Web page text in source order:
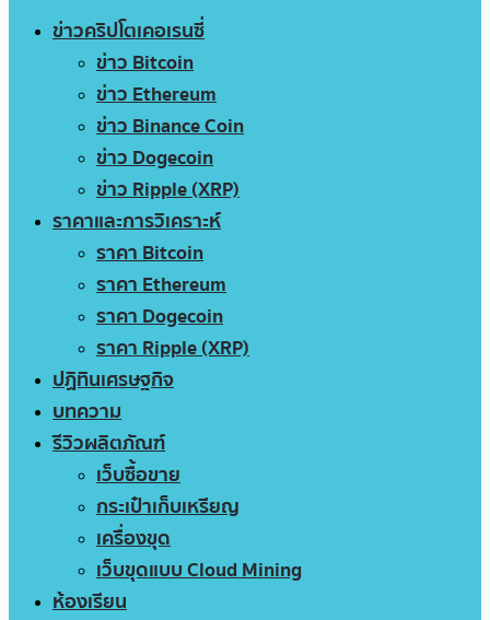
ข่าวคริปโตเคอเรนซี่
ข่าว Bitcoin
ข่าว Ethereum
ข่าว Binance Coin
ข่าว Dogecoin
ข่าว Ripple (XRP)
ราคาและการวิเคราะห์
ราคา Bitcoin
ราคา Ethereum
ราคา Dogecoin
ราคา Ripple (XRP)
ปฏิทินเศรษฐกิจ
บทความ
รีวิวผลิตภัณฑ์
เว็บซื้อขาย
กระเป๋าเก็บเหรียญ
เครื่องขุด
เว็บขุดแบบ Cloud Mining
ห้องเรียน